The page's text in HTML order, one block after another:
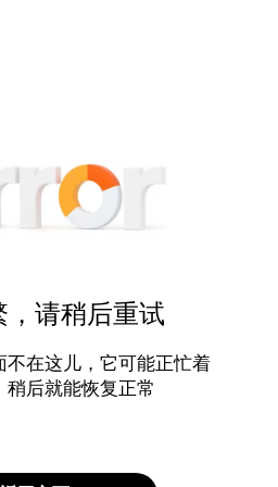
，请稍后重试
不在这儿，它可能正忙着
稍后就能恢复正常